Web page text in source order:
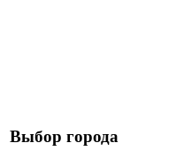
Выбор города